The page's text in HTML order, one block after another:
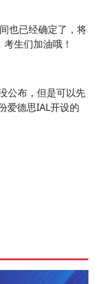
也已经确定了，将
生们加油哦！
公布，但是可以先
爱德思IAL开设的